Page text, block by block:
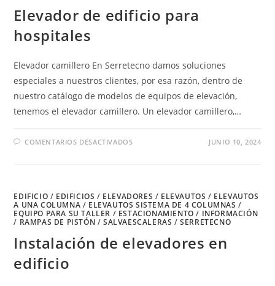
Elevador de edificio para
hospitales
Elevador camillero En Serretecno damos soluciones
especiales a nuestros clientes, por esa razón, dentro de
nuestro catálogo de modelos de equipos de elevación,
tenemos el elevador camillero. Un elevador camillero,…
COMENTARIOS DESACTIVADOSEN JUNIO 10, 2024
EDIFICIO / EDIFICIOS / ELEVADORES / ELEVAUTOS / ELEVAUTOS
A UNA COLUMNA / ELEVAUTOS SISTEMA DE 4 COLUMNAS /
EQUIPO PARA SU TALLER / ESTACIONAMIENTO / INFORMACIÓN
/ RAMPAS DE PISTÓN /SALVAESCALERAS /SERRETECNO
Instalación de elevadores en
edificio